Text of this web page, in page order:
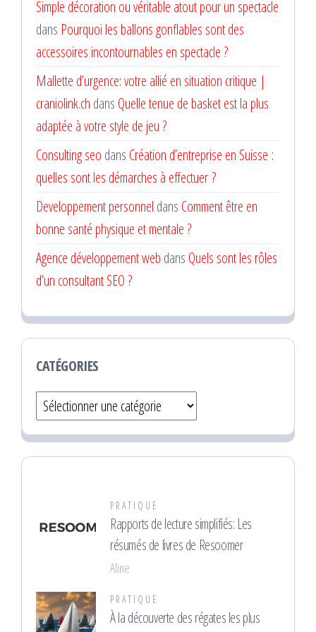
Simple décoration ou véritable atout pour un spectacle
dans Pourquoi les ballons gonflables sont des
accessoires incontournables en spectacle ?
Mallette d’urgence: votre allié en situation critique |
craniolink.ch dans Quelle tenue de basket est la plus
adaptée à votre style de jeu ?
Consulting seo dans Création d’entreprise en Suisse :
quelles sont les démarches à effectuer ?
Developpement personnel dans Comment être en
bonne santé physique et mentale ?
Agence développement web dans Quels sont les rôles
d’un consultant SEO ?
CATÉGORIES
Catégories
PRATIQUE
Rapports de lecture simplifiés: Les
résumés de livres de Resoomer
Aline
PRATIQUE
À la découverte des régates les plus